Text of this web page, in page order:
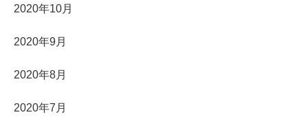
2020年10月
2020年9月
2020年8月
2020年7月